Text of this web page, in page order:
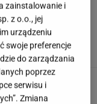
mojego byłego na
wciągają
z paliwem, które
i olej roślinny
zainstalowanie i
z o.o., jej
urządzeniu
swoje preferencje
do zarządzania
poprzez
serwisu i
Zmiana